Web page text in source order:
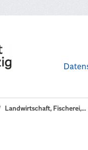
Landwirtschaft, Fischerei,...